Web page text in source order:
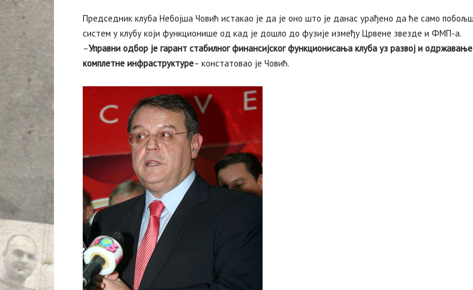
Председник клуба Небојша Човић истакао је да је оно што је данас урађено да ће само
систем у клубу који функционише од кад је дошло до фузије између Црвене звезде и ФМП-а.
–Управни одбор је гарант стабилног финансијског функционисања клуба уз развој и одржавање
комплетне инфраструктуре– констатовао је Човић.